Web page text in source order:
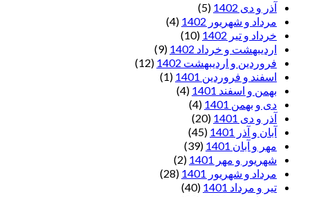
آذر و دی 1402
(5)
مرداد و شهریور 1402
(4)
خرداد و تیر 1402
(10)
اردیبهشت و خرداد 1402
(9)
فروردین و اردیبهشت 1402
(12)
اسفند و فروردین 1401
(1)
بهمن و اسفند 1401
(4)
دی و بهمن 1401
(4)
آذر و دی 1401
(20)
آبان و آذر 1401
(45)
مهر و آبان 1401
(39)
شهریور و مهر 1401
(2)
مرداد و شهریور 1401
(28)
تیر و مرداد 1401
(40)